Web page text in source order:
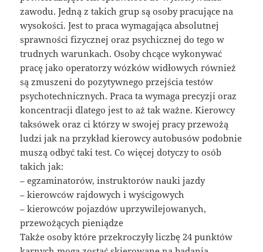
zawodu. Jedną z takich grup są osoby pracujące na
wysokości. Jest to praca wymagająca absolutnej
sprawności fizycznej oraz psychicznej do tego w
trudnych warunkach. Osoby chcące wykonywać
pracę jako operatorzy wózków widłowych również
są zmuszeni do pozytywnego przejścia testów
psychotechnicznych. Praca ta wymaga precyzji oraz
koncentracji dlatego jest to aż tak ważne. Kierowcy
taksówek oraz ci którzy w swojej pracy przewożą
ludzi jak na przykład kierowcy autobusów podobnie
muszą odbyć taki test. Co więcej dotyczy to osób
takich jak:
– egzaminatorów, instruktorów nauki jazdy
– kierowców rajdowych i wyścigowych
– kierowców pojazdów uprzywilejowanych,
przewożących pieniądze
Także osoby które przekroczyły liczbę 24 punktów